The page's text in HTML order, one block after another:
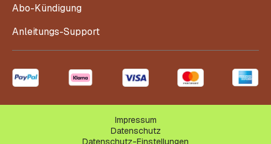
Abo-Kündigung
Anleitungs-Support
Impressum
Datenschutz
Datenschutz-Einstellungen